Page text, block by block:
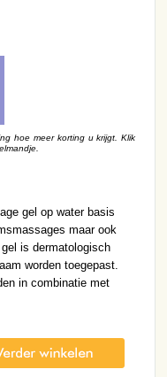
hoe meer korting u krijgt. Klik
gel op water basis
maar ook
is dermatologisch
worden toegepast.
in combinatie met